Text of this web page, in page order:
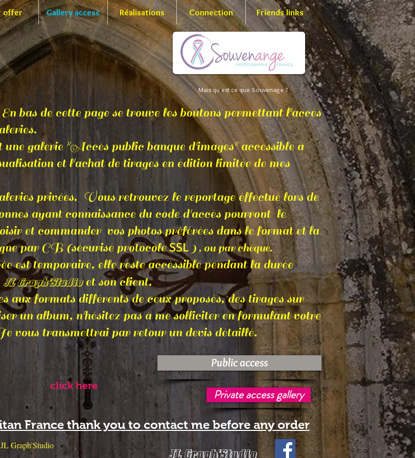
offer Gallery access Réalisations Connection Friends links
Mais qu'est ce que Souvenage ?
Private access gallery
click here
En bas de cette page se trouve les boutons permettant l'accés
public banque d'images" accessible à
et l'achat de tirages en édition limitée de mes
privées. Vous retrouvez le reportage éffectué lors de
ayant connaissance du code d'accés pourront le
et commander vos photos préférées dans le format et la
par CB (sécurisé protocoleSSL ) , ou par chéque.
temporaire, elle reste accéssible pendant la durée
JL Graph'Studio et son client.
formats différents de ceux proposés, des tirages sur
un album, n'hésitez pas à me solliciter en formulant votre
vous transmettrai par retour un devis détaillé.
Public access
France thank you to contact me before any order
Graph'Studio
JL Graph'Studio